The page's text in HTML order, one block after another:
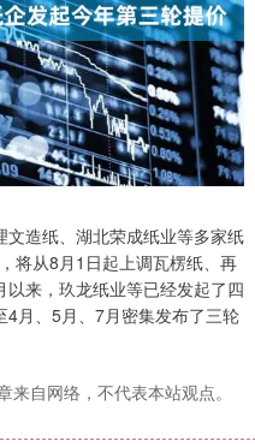
造纸、湖北荣成纸业等多家纸
将从8月1日起上调瓦楞纸、再
来，玖龙纸业等已经发起了四
月、5月、7月密集发布了三轮
来自网络，不代表本站观点。